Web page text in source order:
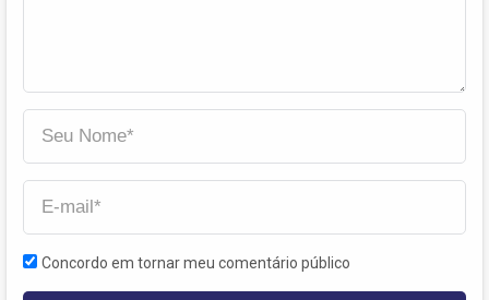
Concordo em tornar meu comentário público